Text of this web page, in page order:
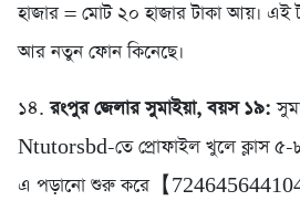
হাজার = মোট ২০ হাজার টাকা আয়। এই
আর নতুন ফোন কিনেছে।
১৪.রংপুর জেলার সুমাইয়া, বয়স ১৯:
Ntutorsbd-তে প্রোফাইল খুলে ক্লাস
এ পড়ানো শুরু করে【